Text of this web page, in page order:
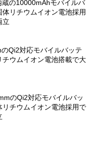
の10000mAhモバイルバ
リチウムイオン電池採用
立
Qi2対応モバイルバッテ
ウムイオン電池搭載で大
のQi2対応モバイルバッ
チウムイオン電池採用で